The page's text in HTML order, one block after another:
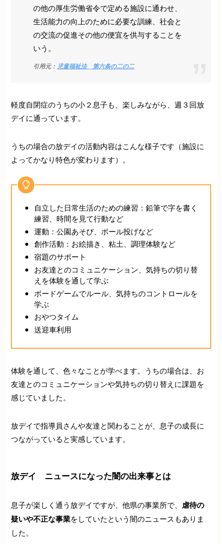
の他の厚生労働省令で定める施設に通わせ、
生活能力の向上のために必要な訓練、社会と
の交流の促進その他の便宜を供与することを
いう。
引用元： 児童福祉法 第六条の二の二
軽度自閉症のうちの小２息子も、楽しみながら、週３回放
デイに通っています。
うちの場合の放デイの活動内容はこんな様子です（施設に
よってかなり特色が変わります）。
自立した日常生活のための練習：鉛筆で字を書く
練習、時間を見て行動など
運動：公園あそび、ボール投げなど
創作活動：お絵描き、粘土、調理体験など
宿題のサポート
お友達とのコミュニケーション、気持ちの切り替
えを体験を通して学ぶ
ボードゲームでルール、気持ちのコントロールを
学ぶ
おやつタイム
送迎車利用
体験を通して、色々なことが学べます。うちの場合は、お
友達とのコミュニケーションや気持ちの切り替えに課題を
感じていました。
放デイで指導員さんや友達と関わることが、息子の成長に
つながっていると実感しています。
放デイ ニュースになった闇の出来事とは
息子が楽しく通う放デイですが、他県の事業所で、 虐待の
疑いや不正な事業をしていたという闇のニュースもありま
した。